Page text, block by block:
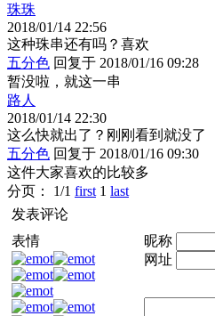
珠珠
2018/01/14 22:56
这种珠串还有吗？喜欢
五分色 回复于 2018/01/16 09:28
暂没啦，就这一串
路人
2018/01/14 22:30
这么快就出了？刚刚看到就没了
五分色 回复于 2018/01/16 09:30
这件大家喜欢的比较多
分页： 1/1 first 1 last
发表评论
表情
昵称
网址